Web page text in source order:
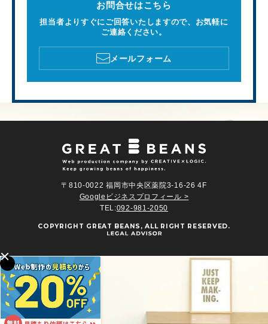
お問合せはこちら
担当者よりすぐにご回答いたしますので、お気軽に
ご連絡ください。
メールフォーム
〒810-0022 福岡市中央区薬院3-16-26 4F
Googleビジネスプロフィール >
TEL:092-981-2050
COPYRIGHT GREAT BEANS , ALL RIGHT RESERVED.